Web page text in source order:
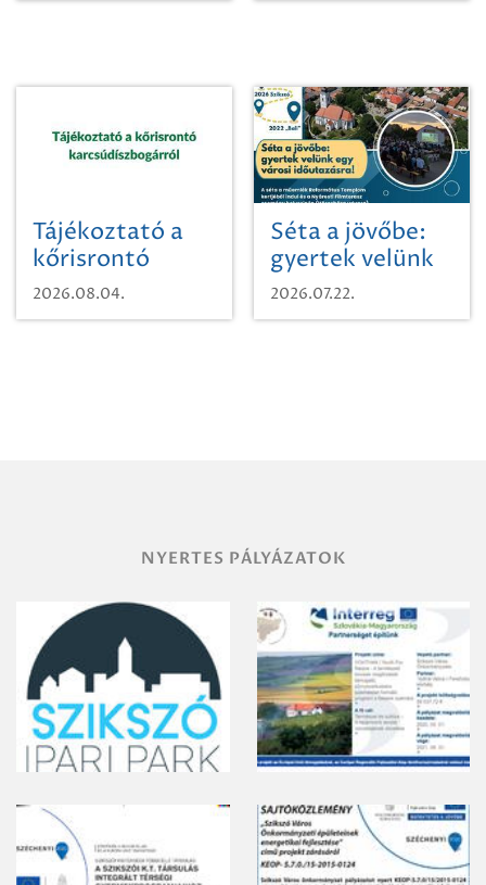
Tájékoztató a
kőrisrontó
karcsúdíszbogárról
2026.08.04.
Séta a jövőbe:
gyertek velünk
egy városi
időutazásra!
2026.07.22.
NYERTES PÁLYÁZATOK